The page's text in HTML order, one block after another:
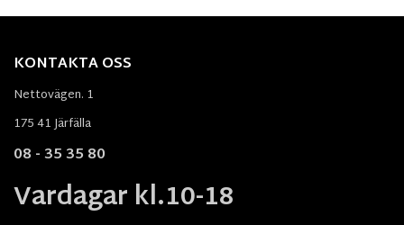
KONTAKTA OSS
Nettovägen. 1
175 41 Järfälla
08 - 35 35 80
Vardagar kl.10-18